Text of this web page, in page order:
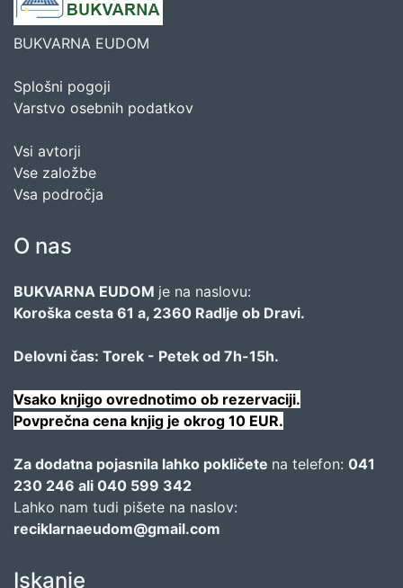
BUKVARNA EUDOM
Splošni pogoji
Varstvo osebnih podatkov
Vsi avtorji
Vse založbe
Vsa področja
O nas
BUKVARNA EUDOM je na naslovu:
Koroška cesta 61 a, 2360 Radlje ob Dravi.
Delovni čas: Torek - Petek od 7h-15h.
Vsako knjigo ovrednotimo ob rezervaciji.
Povprečna cena knjig je okrog 10 EUR.
Za dodatna pojasnila lahko pokličete na telefon: 041
230 246 ali 040 599 342
Lahko nam tudi pišete na naslov:
reciklarnaeudom@gmail.com
Iskanje